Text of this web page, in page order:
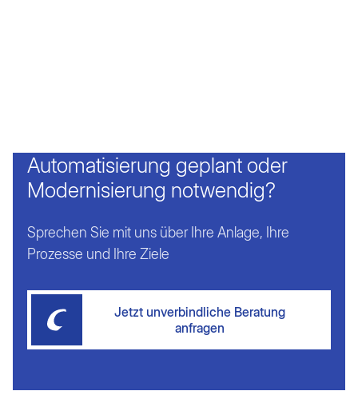
Automatisierung geplant oder
Modernisierung notwendig?
Sprechen Sie mit uns über Ihre Anlage, Ihre
Prozesse und Ihre Ziele
Jetzt unverbindliche Beratung
anfragen